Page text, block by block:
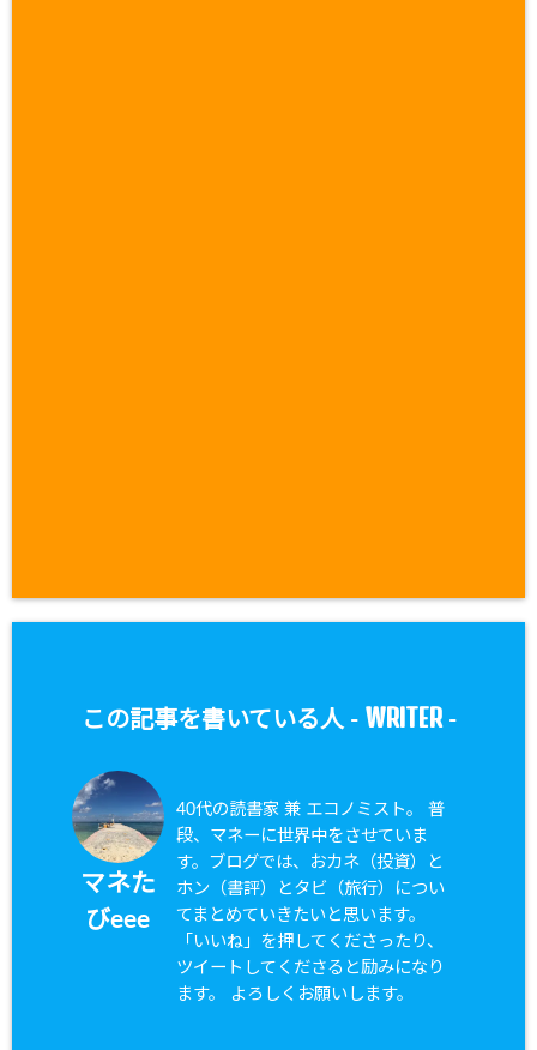
この記事を書いている人 - WRITER-
マネた
びeee
40代の読書家 兼 エコノミスト。 普
段、マネーに世界中をさせていま
す。ブログでは、おカネ（投資）と
ホン（書評）とタビ（旅行）につい
てまとめていきたいと思います。
「いいね」を押してくださったり、
ツイートしてくださると励みになり
ます。 よろしくお願いします。